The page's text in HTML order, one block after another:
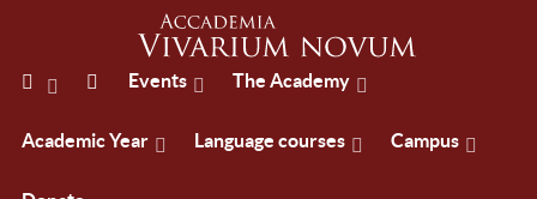
Events The Academy
Academic Year Language courses Campus